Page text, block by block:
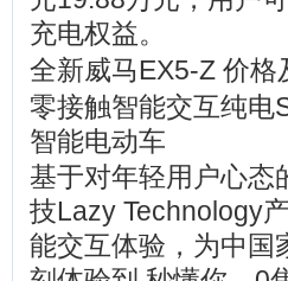
充电权益。
全新威马EX5-Z 价格
零接触智能交互纯电
智能电动车
基于对年轻用户心态
技Lazy Technology
能交互体验，为中国